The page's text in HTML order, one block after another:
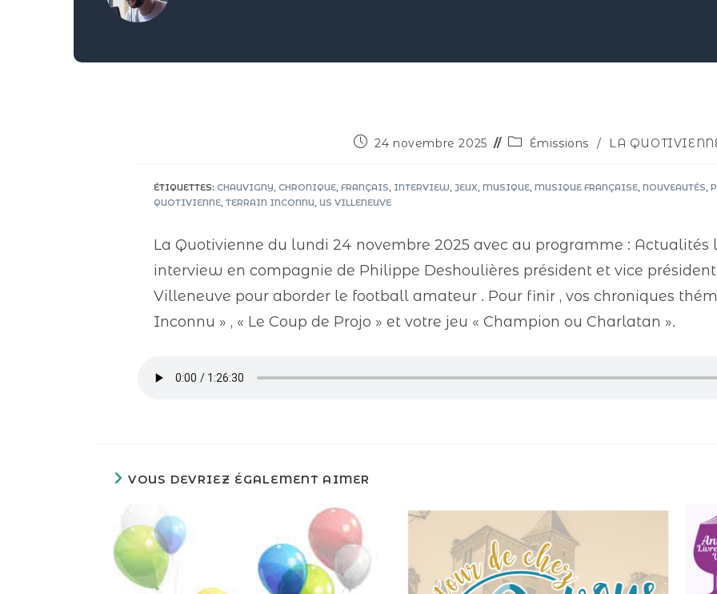
24 novembre 2025 Émissions / LA
ÉTIQUETTES: CHAUVIGNY, CHRONIQUE, FRANÇAIS, INTERVIEW, JEUX, MUSIQUE, MUSIQUE FRANÇAISE, NOUVEAUTÉS,
QUOTIVIENNE, TERRAIN INCONNU, US VILLENEUVE
La Quotivienne du lundi 24 novembre 2025 avec au programme : Actualités
interview en compagnie de Philippe Deshoulières président et vice
Villeneuve pour aborder le football amateur . Pour finir , vos chroniques
Inconnu » , « Le Coup de Projo » et votre jeu « Champion ou Charlatan ».
VOUS DEVRIEZ ÉGALEMENT AIMER